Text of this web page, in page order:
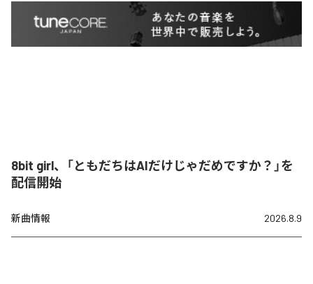
8bit girl、「ともだちはAIだけじゃだめですか？」を
配信開始
新曲情報 2026.8.9